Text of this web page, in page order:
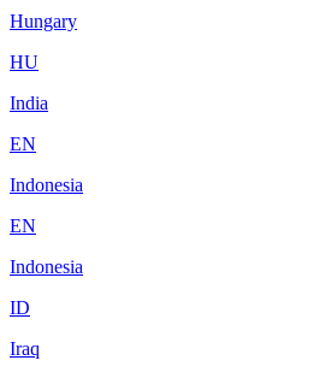
Hungary
HU
India
EN
Indonesia
EN
Indonesia
ID
Iraq